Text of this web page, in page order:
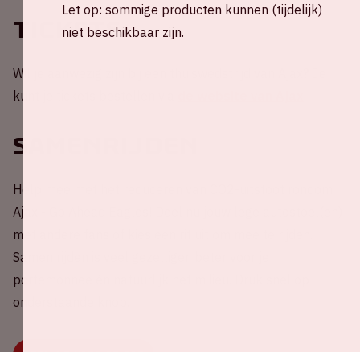
Tickets
Wil je aanwezig zijn bij een thuiswedstrijd van Ajax? Je
kunt je tickets bestellen via
Samenrijden
Help mee met het reduceren van CO2-uitstoot rondom
Ajax - Go Ahead Eagles! Deel nu jouw lege autostoel(en)
met andere fans of kies een rit uit om mee te rijden.
Samen rijden is veel gezelliger, beter voor je
portemonnee én natuurlijk het milieu. Druk snel op
onderstaande knop.
Let op: sommige producten kunnen (tijdelijk)
niet beschikbaar zijn.